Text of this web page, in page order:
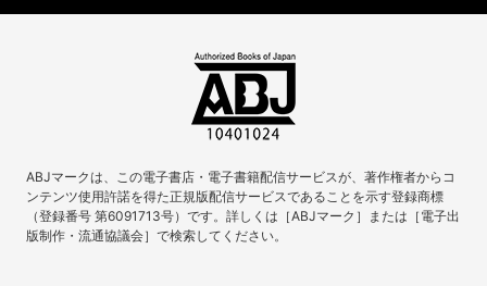
ABJマークは、この電子書店・電子書籍配信サービスが、著作権者からコ
ンテンツ使用許諾を得た正規版配信サービスであることを示す登録商標
（登録番号 第6091713号）です。詳しくは［ABJマーク］または［電子出
版制作・流通協議会］で検索してください。